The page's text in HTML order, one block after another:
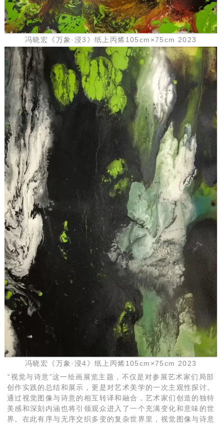
冯晓宏《万象·浸3》纸上丙烯105cm×75cm 2023
冯晓宏《万象·浸4》纸上丙烯105cm×75cm 2023
“视觉与诗意”这一绘画展览主题，不仅是对参展艺术家们局部
创作实践的总结和展示，更是对艺术美学的一次主观性探讨。
通过视觉图像与诗意的相互转译和融合，艺术家们创造的独特
美感和深刻内涵也将引领观众进入了一个充满变化和意味的世
界。在此有序与无序交织多变的复杂世界里，视觉图像与诗意